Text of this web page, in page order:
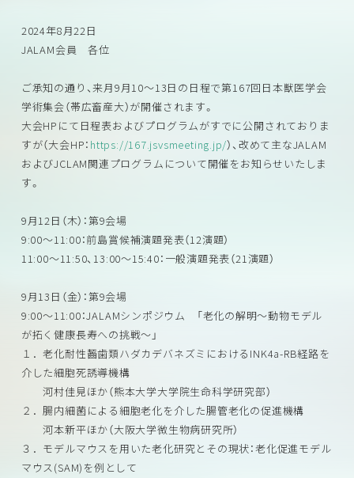
2024年8月22日
JALAM会員 各位
ご承知の通り、来月9月10～13日の日程で第167回日本獣医学会
学術集会（帯広畜産大）が開催されます。
大会HPにて日程表およびプログラムがすでに公開されておりま
すが（大会HP： https://167.jsvsmeeting.jp/）、改めて主なJALAM
およびJCLAM関連プログラムについて開催をお知らせいたしま
す。
9月12日（木）：第9会場
9:00～11:00：前島賞候補演題発表（12演題）
11:00～11:50、13:00～15:40：一般演題発表（21演題）
9月13日（金）：第9会場
9:00～11:00：JALAMシンポジウム 「老化の解明～動物モデル
が拓く健康長寿への挑戦～」
１．老化耐性齧歯類ハダカデバネズミにおけるINK4a-RB経路を
介した細胞死誘導機構
河村佳見ほか（熊本大学大学院生命科学研究部）
２．腸内細菌による細胞老化を介した腸管老化の促進機構
河本新平ほか（大阪大学微生物病研究所）
３．モデルマウスを用いた老化研究とその現状：老化促進モデル
マウス(SAM)を例として